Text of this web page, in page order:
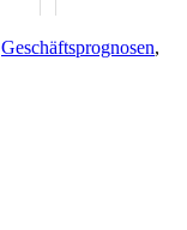
Geschäftsprognosen,